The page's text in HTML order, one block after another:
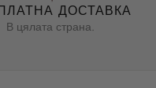
ДОСТАВКА
В цялата страна.